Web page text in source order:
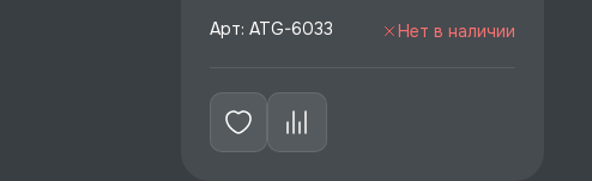
Арт: ATG-6033 Нет в наличии